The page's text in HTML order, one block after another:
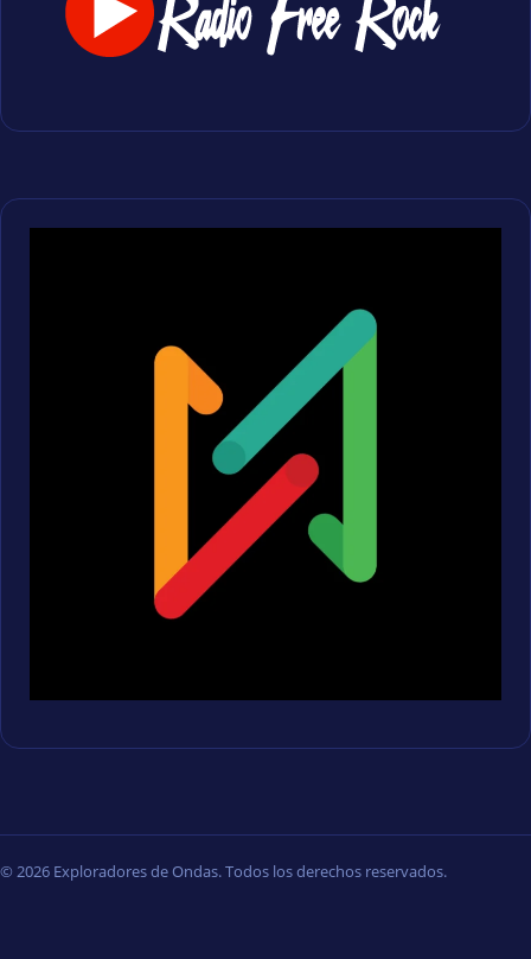
© 2026 Exploradores de Ondas. Todos los derechos reservados.